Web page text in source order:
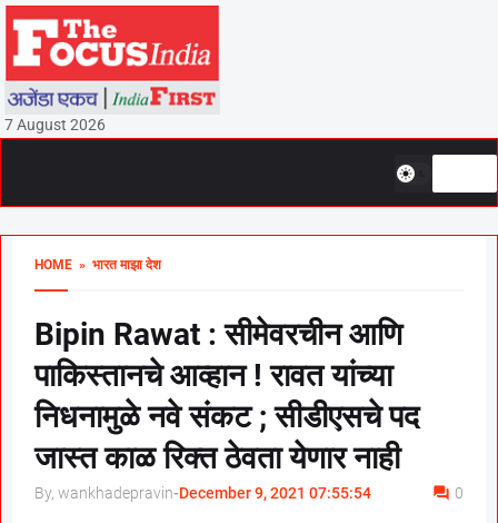
7 August 2026
HOME » भारत माझा देश
Bipin Rawat : सीमेवरचीन आणि
पाकिस्तानचे आव्हान ! रावत यांच्या
निधनामुळे नवे संकट ; सीडीएसचे पद
जास्त काळ रिक्त ठेवता येणार नाही
By, wankhadepravin-December 9, 2021 07:55:54 0